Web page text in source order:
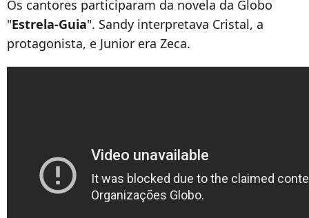
Os cantores participaram da novela da Globo
"Estrela-Guia". Sandy interpretava Cristal, a
protagonista, e Junior era Zeca.